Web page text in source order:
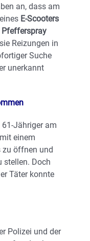
an, dass am
E-Scooters
Pfefferspray
Reizungen in
Suche
unerkannt
Jähriger am
einem
zu öffnen und
stellen. Doch
Täter konnte
Polizei und der